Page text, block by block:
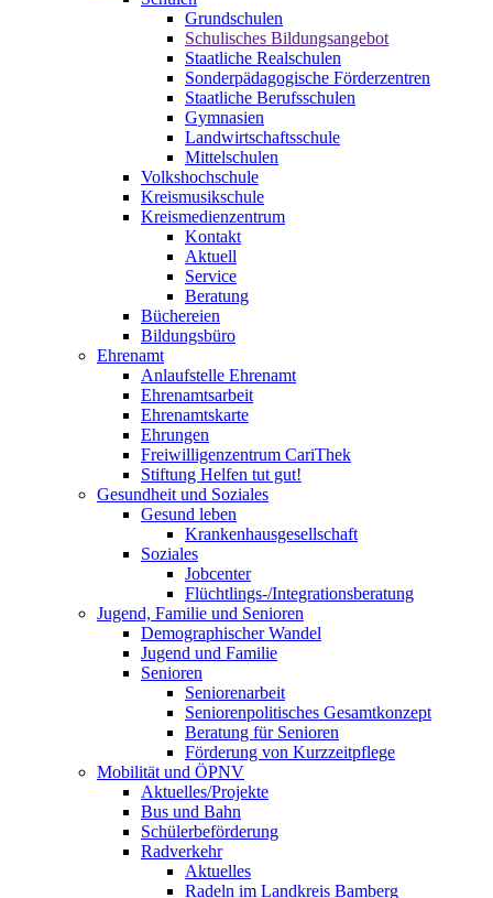
Grundschulen
Schulisches Bildungsangebot
Staatliche Realschulen
Sonderpädagogische Förderzentren
Staatliche Berufsschulen
Gymnasien
Landwirtschaftsschule
Mittelschulen
Volkshochschule
Kreismusikschule
Kreismedienzentrum
Kontakt
Aktuell
Service
Beratung
Büchereien
Bildungsbüro
Ehrenamt
Anlaufstelle Ehrenamt
Ehrenamtsarbeit
Ehrenamtskarte
Ehrungen
Freiwilligenzentrum CariThek
Stiftung Helfen tut gut!
Gesundheit und Soziales
Gesund leben
Krankenhausgesellschaft
Soziales
Jobcenter
Flüchtlings-/Integrationsberatung
Jugend, Familie und Senioren
Demographischer Wandel
Jugend und Familie
Senioren
Seniorenarbeit
Seniorenpolitisches Gesamtkonzept
Beratung für Senioren
Förderung von Kurzzeitpflege
Mobilität und ÖPNV
Aktuelles/Projekte
Bus und Bahn
Schülerbeförderung
Radverkehr
Aktuelles
Radeln im Landkreis Bamberg